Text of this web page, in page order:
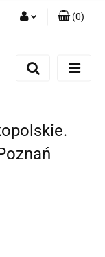
się
(0)